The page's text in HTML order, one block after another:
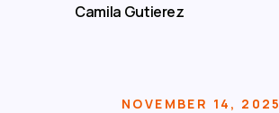
Camila Gutierez
NOVEMBER 14, 2025